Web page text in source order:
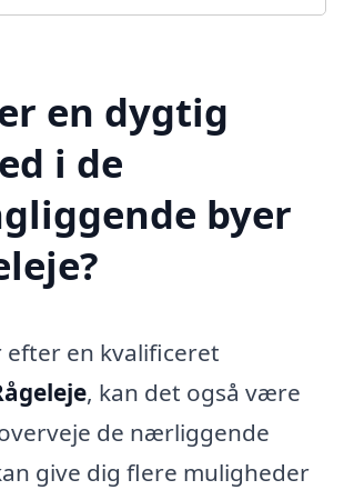
en dygtig
i de
byer
efter en kvalificeret
, kan det også være
de nærliggende
give dig flere muligheder